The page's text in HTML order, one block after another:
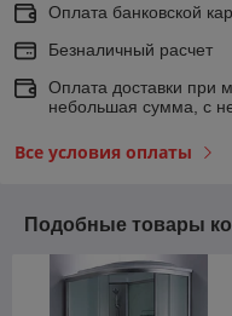
Оплата банковской
Безналичный расчет
Оплата доставки при
небольшая сумма, с
Все условия оплаты
Подобные товары